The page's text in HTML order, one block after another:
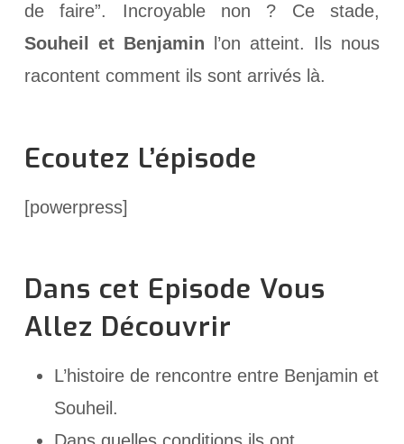
de faire”. Incroyable non ? Ce stade,
Souheil et Benjamin l’on atteint. Ils nous
racontent comment ils sont arrivés là.
Ecoutez L’épisode
[powerpress]
Dans cet Episode Vous
Allez Découvrir
L’histoire de rencontre entre Benjamin et
Souheil.